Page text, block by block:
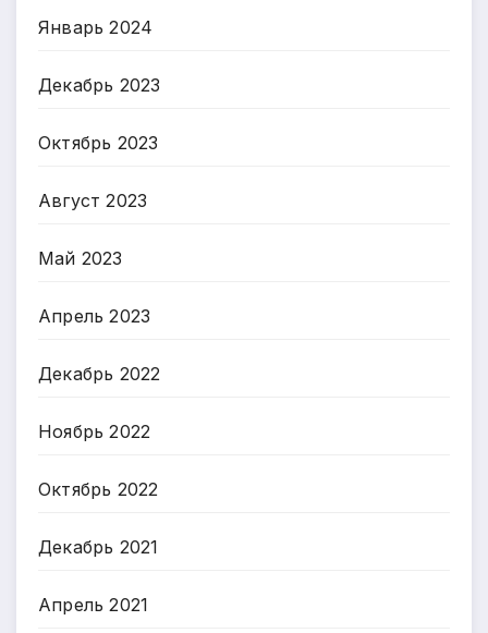
Январь 2024
Декабрь 2023
Октябрь 2023
Август 2023
Май 2023
Апрель 2023
Декабрь 2022
Ноябрь 2022
Октябрь 2022
Декабрь 2021
Апрель 2021